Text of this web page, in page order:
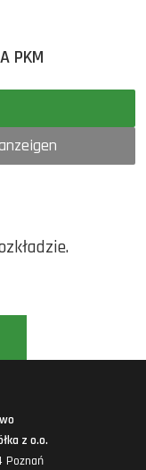
PKM
z o.o.
Poznań